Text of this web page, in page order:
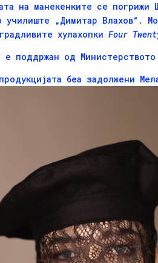
на манекенките се погрижи
училиште „Димитар Влахов“.
хулахопкиFour
е поддржан од
беа задолжени